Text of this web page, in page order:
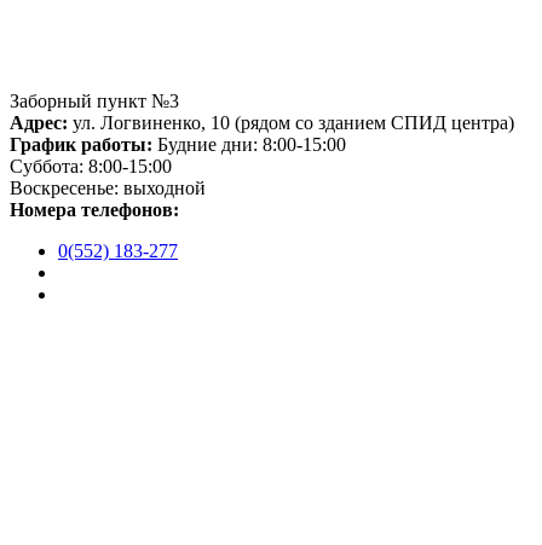
Заборный пункт №3
Адрес: ул. Логвиненко, 10 (рядом со зданием СПИД центра)
График работы: Будние дни: 8:00-15:00
Суббота: 8:00-15:00
Воскресенье: выходной
Номера телефонов:
0(552) 183-277